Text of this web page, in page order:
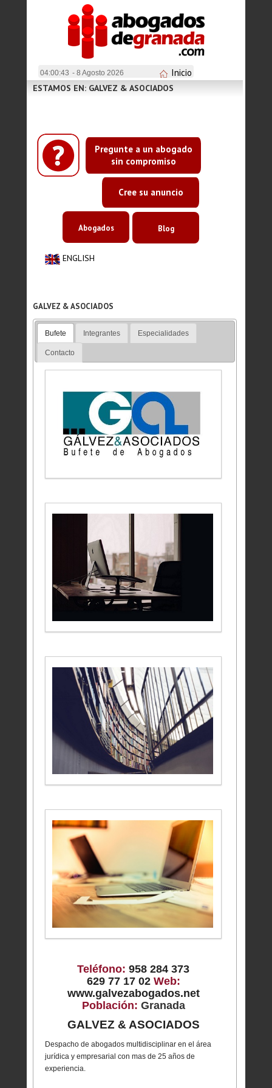
04:00:43 - 8 Agosto 2026 Inicio
Pregunte a un abogado
sin compromiso
Cree su anuncio
ESTAMOS EN: GALVEZ & ASOCIADOS
ENGLISH
Abogados Blog
GALVEZ & ASOCIADOS
Bufete Integrantes Especialidades
Contacto
Teléfono:958 284 373
629 77 17 02 Web:
www.galvezabogados.net
Población: Granada
GALVEZ & ASOCIADOS
Despacho de abogados multidisciplinar en el área
jurídica y empresarial con mas de 25 años de
experiencia.